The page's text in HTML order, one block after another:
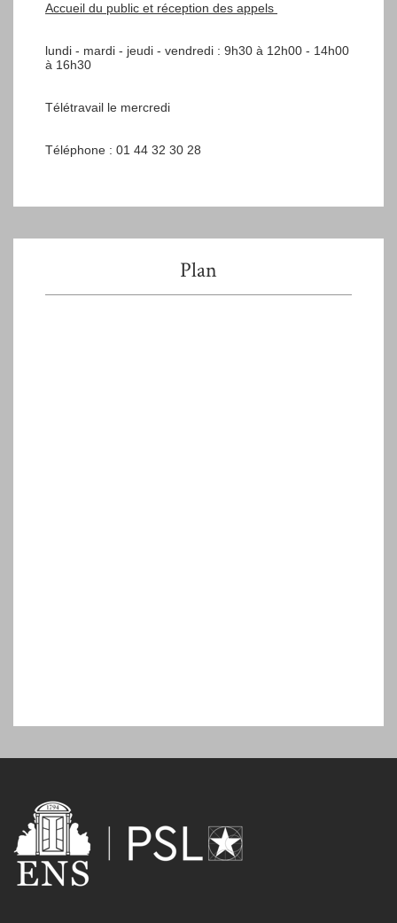
Accueil du public et réception des appels
lundi - mardi - jeudi - vendredi : 9h30 à 12h00 - 14h00
à 16h30
Télétravail le mercredi
Téléphone : 01 44 32 30 28
Plan